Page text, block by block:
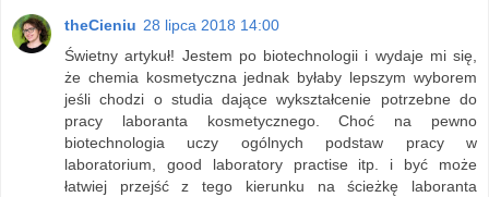
theCieniu 28 lipca 2018 14:00
Świetny artykuł! Jestem po biotechnologii i wydaje mi się,
że chemia kosmetyczna jednak byłaby lepszym wyborem
jeśli chodzi o studia dające wykształcenie potrzebne do
pracy laboranta kosmetycznego. Choć na pewno
biotechnologia uczy ogólnych podstaw pracy w
laboratorium, good laboratory practise itp. i być może
łatwiej przejść z tego kierunku na ścieżkę laboranta